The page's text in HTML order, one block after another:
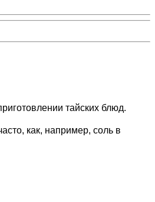
тайских блюд.
как, например, соль в